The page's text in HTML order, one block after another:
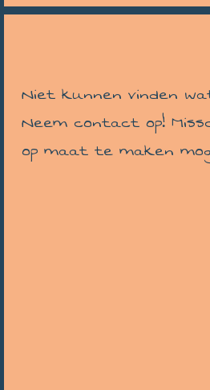
Niet kunnen vinden
Neem contact op!
op maat te maken